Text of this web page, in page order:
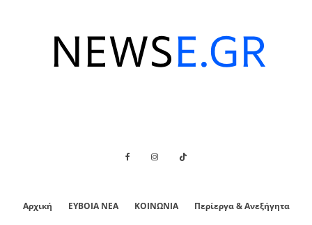
Αρχική ΕΥΒΟΙΑ ΝΕΑ ΚΟΙΝΩΝΙΑ Περίεργα & Ανεξήγητα